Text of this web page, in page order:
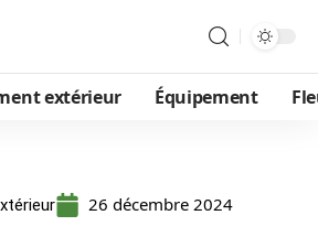
extérieur Équipement
26 décembre 2024